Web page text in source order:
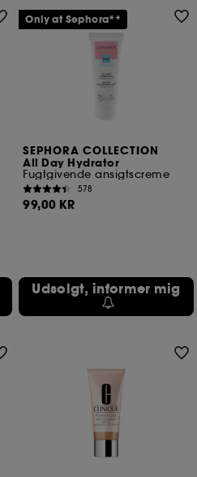
SEPHORA COLLECTION
All Day Hydrator
Fugtgivende ansigtscreme
578
99,00 KR
Udsolgt, informer mig
Only at Sephora**